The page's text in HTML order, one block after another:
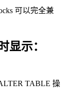
可以完全兼
显示：
TABLE 操